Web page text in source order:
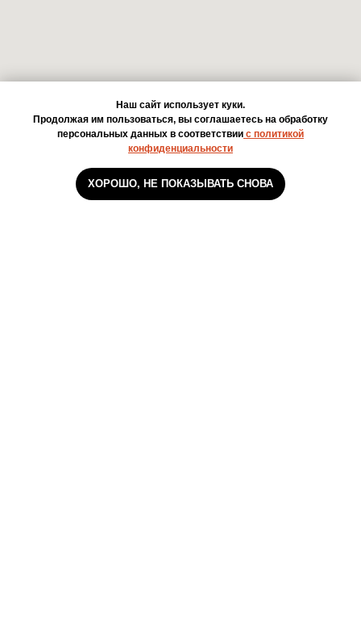
Наш сайт использует куки.
Продолжая им пользоваться, вы соглашаетесь на обработку
персональных данных в соответствии с политикой
конфиденциальности
ХОРОШО, НЕ ПОКАЗЫВАТЬ СНОВА